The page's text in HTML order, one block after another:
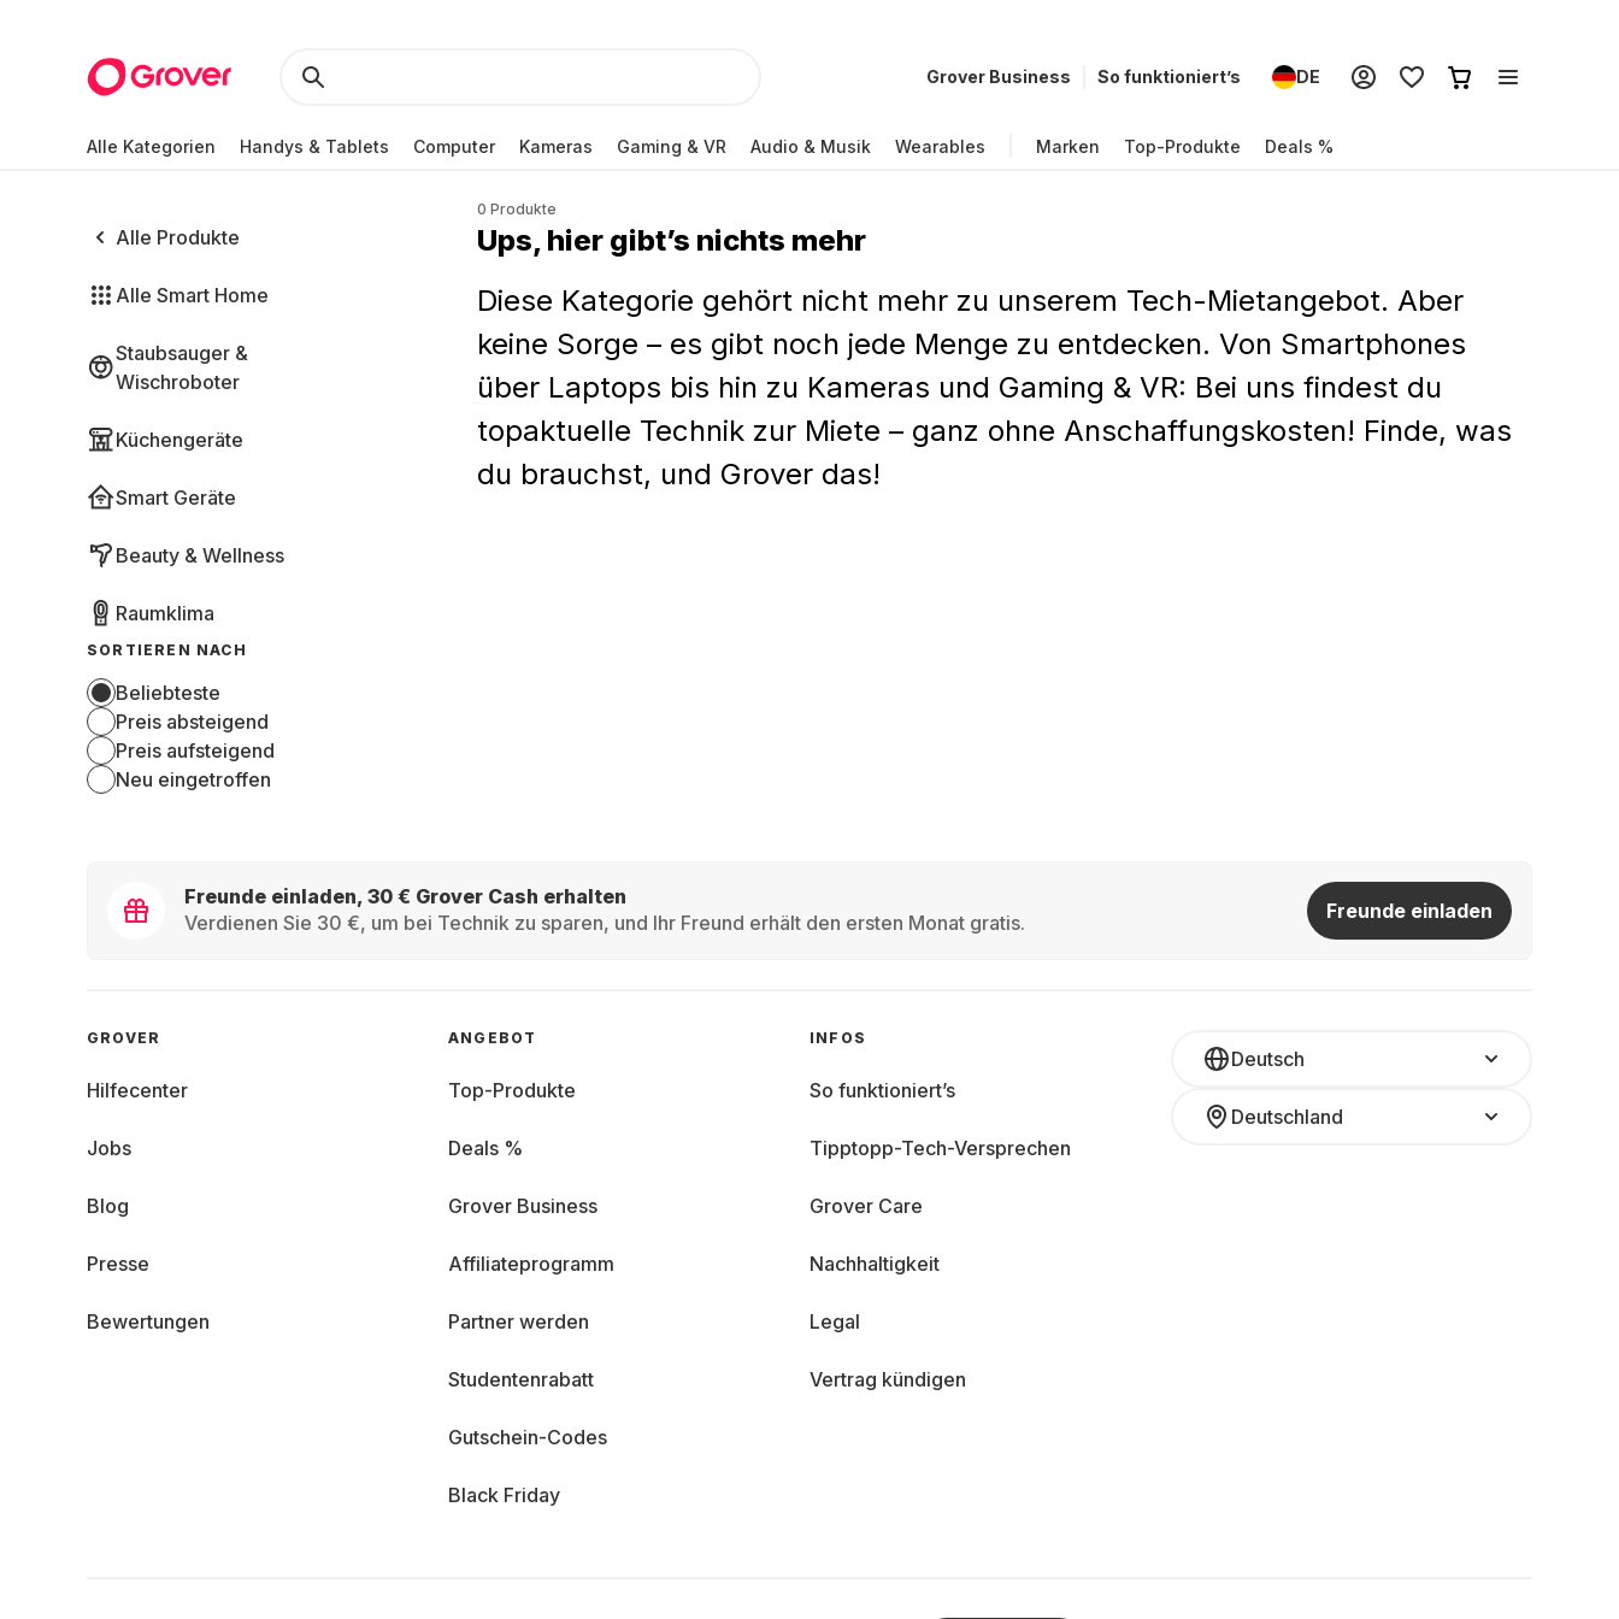
Grover Business So funktioniert’s DE
Alle Kategorien Handys & Tablets Computer Kameras Gaming & VR Audio & Musik Wearables Marken Top-Produkte Deals %
Alle Produkte
Alle Smart Home
Staubsauger &
Wischroboter
Küchengeräte
Smart Geräte
Beauty & Wellness
Raumklima
SORTIEREN NACH
Beliebteste
Preis absteigend
Preis aufsteigend
Neu eingetroffen
0 Produkte
Ups, hier gibt’s nichts mehr
Diese Kategorie gehört nicht mehr zu unserem Tech-Mietangebot. Aber
keine Sorge – es gibt noch jede Menge zu entdecken. Von Smartphones
über Laptops bis hin zu Kameras und Gaming & VR: Bei uns findest du
topaktuelle Technik zur Miete – ganz ohne Anschaffungskosten! Finde, was
du brauchst, und Grover das!
Freunde einladen, 30 € Grover Cash erhalten
Verdienen Sie 30 €, um bei Technik zu sparen, und Ihr Freund erhält den ersten Monat gratis.
Freunde einladen
Deutsch
Deutschland
GROVER
Hilfecenter
Jobs
Blog
Presse
Bewertungen
ANGEBOT
Top-Produkte
Deals %
Grover Business
Affiliateprogramm
Partner werden
Studentenrabatt
Gutschein-Codes
Black Friday
INFOS
So funktioniert’s
Tipptopp-Tech-Versprechen
Grover Care
Nachhaltigkeit
Legal
Vertrag kündigen